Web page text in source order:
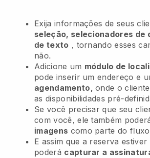
Exija informações de seus
seleção, selecionadores de
de texto , tornando esses
não.
Adicione um módulo de
pode inserir um endereço e
agendamento, onde o
as disponibilidades pré-
Se você precisar que seu
com você, ele também
imagens como parte do
E assim que a reserva
poderá capturar a